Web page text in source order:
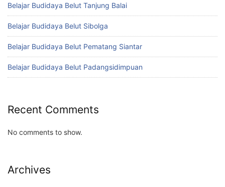
Belajar Budidaya Belut Tanjung Balai
Belajar Budidaya Belut Sibolga
Belajar Budidaya Belut Pematang Siantar
Belajar Budidaya Belut Padangsidimpuan
Recent Comments
No comments to show.
Archives